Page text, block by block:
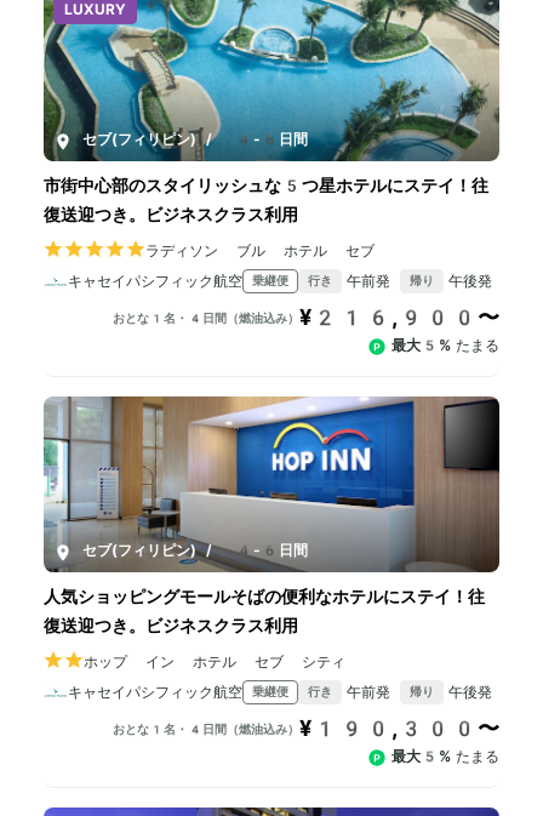
LUXURY
セブ(フィリピン) / 4-6日間
市街中心部のスタイリッシュな5つ星ホテルにステイ！往
復送迎つき。ビジネスクラス利用
ラディソン ブル ホテル セブ
キャセイパシフィック航空
乗継便 行き 午前発 帰り 午後発
おとな1名・4日間（燃油込み） ¥216,900〜
最大5% たまる
セブ(フィリピン) / 4-6日間
人気ショッピングモールそばの便利なホテルにステイ！往
復送迎つき。ビジネスクラス利用
ホップ イン ホテル セブ シティ
キャセイパシフィック航空
乗継便 行き 午前発 帰り 午後発
おとな1名・4日間（燃油込み） ¥190,300〜
最大5% たまる